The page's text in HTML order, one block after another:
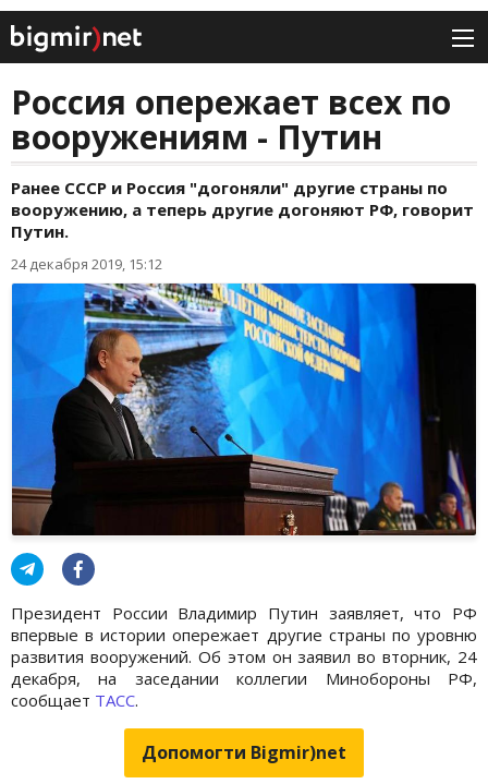
Россия опережает всех по
вооружениям - Путин
Ранее СССР и Россия "догоняли" другие страны по
вооружению, а теперь другие догоняют РФ, говорит
Путин.
24 декабря 2019, 15:12
Президент России Владимир Путин заявляет, что РФ
впервые в истории опережает другие страны по уровню
развития вооружений. Об этом он заявил во вторник, 24
декабря, на заседании коллегии Минобороны РФ,
сообщает ТАСС.
Допомогти Bigmir)net